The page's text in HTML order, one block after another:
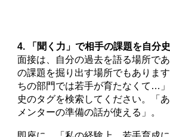
4. 「聞く力」で相手の課題を自分
面接は、自分の過去を語る場所で
の課題を掘り出す場所でもありま
ちの部門では若手が育たなくて…
史のタグを検索してください。「
メンターの準備の話が使える」。